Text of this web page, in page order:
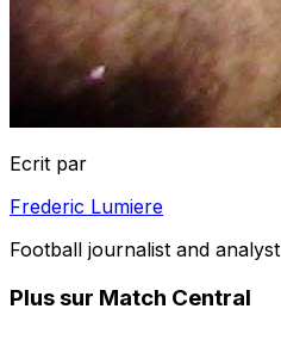
Ecrit par
Frederic Lumiere
Football journalist and analyst
Plus sur Match Central